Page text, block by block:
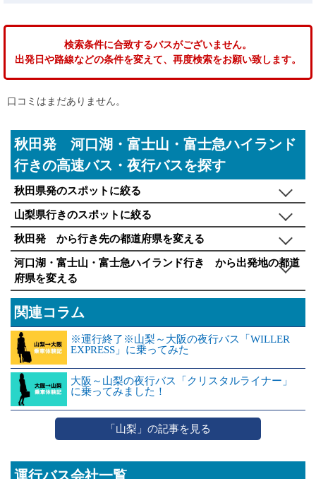
検索条件に合致するバスがございません。
出発日や路線などの条件を変えて、再度検索をお願い致します。
口コミはまだありません。
秋田発 河口湖・富士山・富士急ハイランド
行きの高速バス・夜行バスを探す
秋田県発のスポットに絞る
山梨県行きのスポットに絞る
秋田発 から行き先の都道府県を変える
河口湖・富士山・富士急ハイランド行き から出発地の都道
府県を変える
関連コラム
※運行終了※山梨～大阪の夜行バス「WILLER
EXPRESS」に乗ってみた
大阪～山梨の夜行バス「クリスタルライナー」
に乗ってみました！
「山梨」の記事を見る
運行バス会社一覧